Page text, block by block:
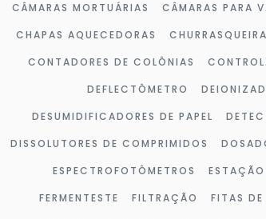
CÂMARAS MORTUÁRIAS
CÂMARAS PARA
CHAPAS AQUECEDORAS
CONTADORES DE COLÔNIAS
DEFLECTÔMETRO
DESUMIDIFICADORES DE PAPEL
DISSOLUTORES DE COMPRIMIDOS
ESPECTROFOTÔMETROS
FERMENTESTE
FILTRAÇÃO FITAS